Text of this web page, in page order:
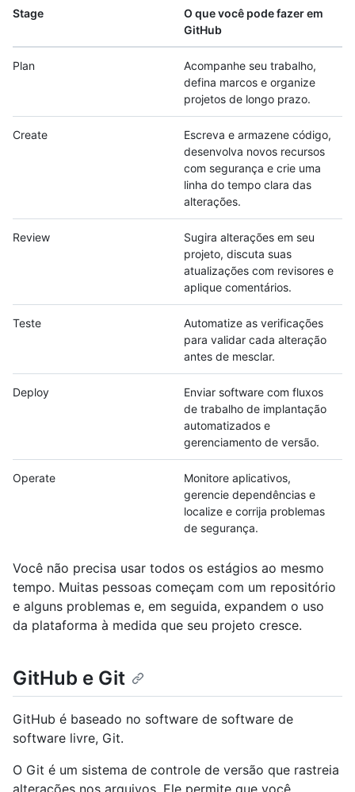
Stage
O que você pode fazer em
GitHub
Plan
Acompanhe seu trabalho,
defina marcos e organize
projetos de longo prazo.
Create
Escreva e armazene código,
desenvolva novos recursos
com segurança e crie uma
linha do tempo clara das
alterações.
Review
Sugira alterações em seu
projeto, discuta suas
atualizações com revisores e
aplique comentários.
Teste
Automatize as verificações
para validar cada alteração
antes de mesclar.
Deploy
Enviar software com fluxos
de trabalho de implantação
automatizados e
gerenciamento de versão.
Operate
Monitore aplicativos,
gerencie dependências e
localize e corrija problemas
de segurança.
Você não precisa usar todos os estágios ao mesmo
tempo. Muitas pessoas começam com um repositório
e alguns problemas e, em seguida, expandem o uso
da plataforma à medida que seu projeto cresce.
GitHub e Git
GitHub é baseado no software de software de
software livre, Git.
O Git é um sistema de controle de versão que rastreia